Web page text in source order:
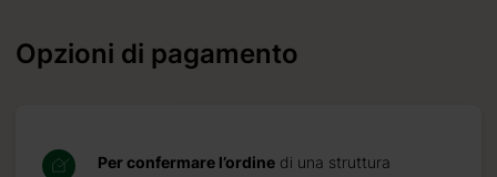
Opzioni di pagamento
Per confermare l’ordine di una struttura